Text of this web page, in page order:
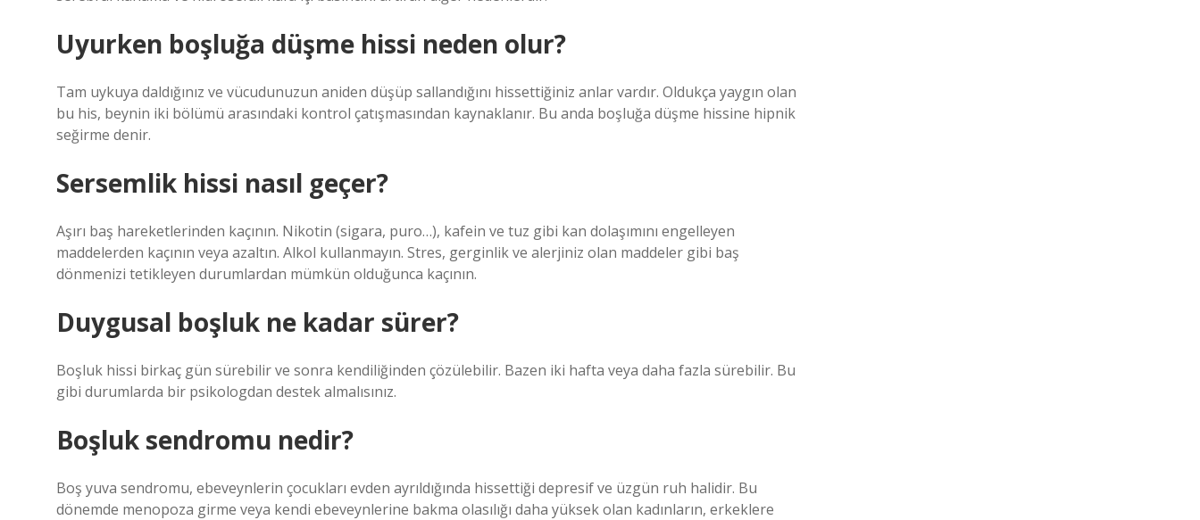
Uyurken boşluğa düşme hissi neden olur?
Tam uykuya daldığınız ve vücudunuzun aniden düşüp sallandığını hissettiğiniz anlar vardır. Oldukça yaygın olan
bu his, beynin iki bölümü arasındaki kontrol çatışmasından kaynaklanır. Bu anda boşluğa düşme hissine hipnik
seğirme denir.
Sersemlik hissi nasıl geçer?
Aşırı baş hareketlerinden kaçının. Nikotin (sigara, puro…), kafein ve tuz gibi kan dolaşımını engelleyen
maddelerden kaçının veya azaltın. Alkol kullanmayın. Stres, gerginlik ve alerjiniz olan maddeler gibi baş
dönmenizi tetikleyen durumlardan mümkün olduğunca kaçının.
Duygusal boşluk ne kadar sürer?
Boşluk hissi birkaç gün sürebilir ve sonra kendiliğinden çözülebilir. Bazen iki hafta veya daha fazla sürebilir. Bu
gibi durumlarda bir psikologdan destek almalısınız.
Boşluk sendromu nedir?
Boş yuva sendromu, ebeveynlerin çocukları evden ayrıldığında hissettiği depresif ve üzgün ruh halidir. Bu
dönemde menopoza girme veya kendi ebeveynlerine bakma olasılığı daha yüksek olan kadınların, erkeklere